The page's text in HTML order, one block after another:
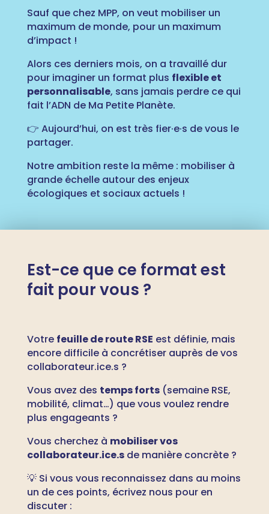
Sauf que chez MPP, on veut mobiliser un
maximum de monde, pour un maximum
d’impact !
Alors ces derniers mois, on a travaillé dur
pour imaginer un format plus flexible et
personnalisable, sans jamais perdre ce qui
fait l’ADN de Ma Petite Planète.
👉 Aujourd’hui, on est très fier·e·s de vous le
partager.
Notre ambition reste la même : mobiliser à
grande échelle autour des enjeux
écologiques et sociaux actuels !
Est-ce que ce format est
fait pour vous ?
Votre feuille de route RSE est définie, mais
encore difficile à concrétiser auprès de vos
collaborateur.ice.s ?
Vous avez des temps forts(semaine RSE,
mobilité, climat…) que vous voulez rendre
plus engageants ?
Vous cherchez à mobiliser vos
collaborateur.ice.sde manière concrète ?
💡 Si vous vous reconnaissez dans au moins
un de ces points, écrivez nous pour en
discuter :